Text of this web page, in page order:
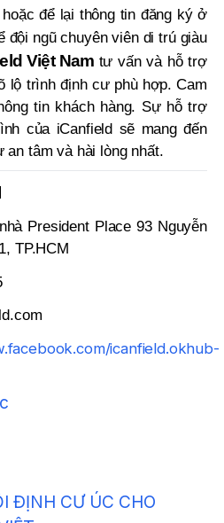
để lại thông tin đăng ký ở
đội ngũ chuyên viên di trú giàu
Việt Nam tư vấn và hỗ trợ
lộ trình định cư phù hợp. Cam
tin khách hàng. Sự hỗ trợ
của iCanfield sẽ mang đến
an tâm và hài lòng nhất.
President Place 93 Nguyễn
TP.HCM
icanfield.okhub-